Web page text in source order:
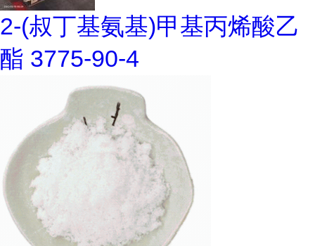
2-(叔丁基氨基)甲基丙烯酸乙
酯 3775-90-4